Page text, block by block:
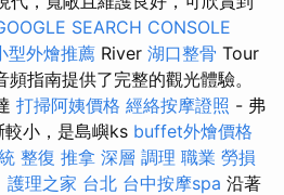
SEARCH CONSOLE
型外燴推薦 River 湖口整骨 Tour
指南提供了完整的觀光體驗。
打掃阿姨價格 經絡按摩證照 - 弗
小，是島嶼ks buffet外燴價格
整復 推拿 深層 調理 職業 勞損
護理之家 台北 台中按摩spa 沿著